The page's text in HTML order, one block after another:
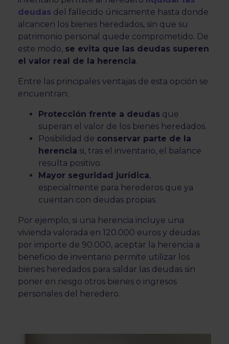
deudas del fallecido únicamente hasta donde
alcancen los bienes heredados, sin que su
patrimonio personal quede comprometido. De
este modo, se evita que las deudas superen
el valor real de la herencia.
Entre las principales ventajas de esta opción se
encuentran:
Protección frente a deudas que
superan el valor de los bienes heredados.
Posibilidad de conservar parte de la
herencia si, tras el inventario, el balance
resulta positivo.
Mayor seguridad jurídica,
especialmente para herederos que ya
cuentan con deudas propias.
Por ejemplo, si una herencia incluye una
vivienda valorada en 120.000 euros y deudas
por importe de 90.000, aceptar la herencia a
beneficio de inventario permite utilizar los
bienes heredados para saldar las deudas sin
poner en riesgo otros bienes o ingresos
personales del heredero.